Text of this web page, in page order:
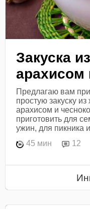
Закуска
арахисом
Предлагаю вам
простую закуску
арахисом и
приготовить для
ужин, для пикника
45 мин
12